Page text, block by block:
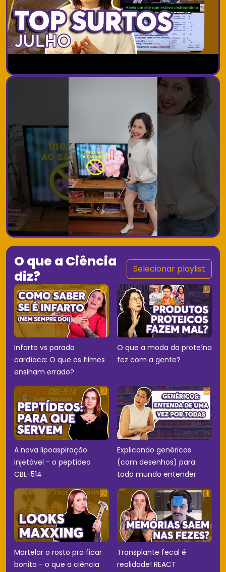
O que a Ciência
diz?
Selecionar playlist
Infarto vs parada
cardíaca: O que os filmes
ensinam errado?
O que a moda da proteína
fez com a gente?
A nova lipoaspiração
injetável - o peptídeo
CBL-514
Explicando genéricos
(com desenhos) para
todo mundo entender
Martelar o rosto pra ficar
bonito - o que a ciência
Transplante fecal é
realidade! REACT